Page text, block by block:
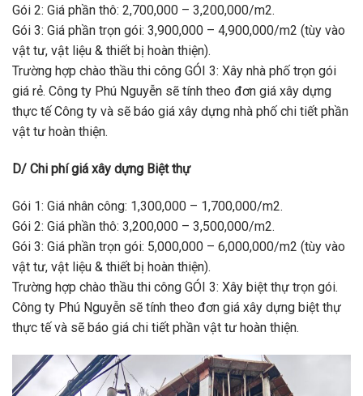
Gói 2: Giá phần thô: 2,700,000 – 3,200,000/m2.
Gói 3: Giá phần trọn gói: 3,900,000 – 4,900,000/m2 (tùy vào
vật tư, vật liệu & thiết bị hoàn thiện).
Trường hợp chào thầu thi công GÓI 3: Xây nhà phố trọn gói
giá rẻ. Công ty Phú Nguyễn sẽ tính theo đơn giá xây dựng
thực tế Công ty và sẽ báo giá xây dựng nhà phố chi tiết phần
vật tư hoàn thiện.
D/ Chi phí giá xây dựng Biệt thự
Gói 1: Giá nhân công: 1,300,000 – 1,700,000/m2.
Gói 2: Giá phần thô: 3,200,000 – 3,500,000/m2.
Gói 3: Giá phần trọn gói: 5,000,000 – 6,000,000/m2 (tùy vào
vật tư, vật liệu & thiết bị hoàn thiện).
Trường hợp chào thầu thi công GÓI 3: Xây biệt thự trọn gói.
Công ty Phú Nguyễn sẽ tính theo đơn giá xây dựng biệt thự
thực tế và sẽ báo giá chi tiết phần vật tư hoàn thiện.